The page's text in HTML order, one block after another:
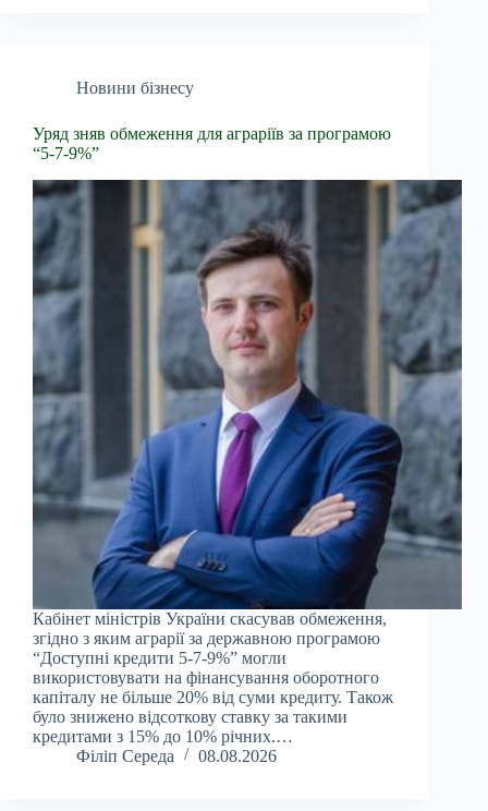
Новини бізнесу
Уряд зняв обмеження для аграріїв за програмою
“5-7-9%”
Кабінет міністрів України скасував обмеження,
згідно з яким аграрії за державною програмою
“Доступні кредити 5-7-9%” могли
використовувати на фінансування оборотного
капіталу не більше 20% від суми кредиту. Також
було знижено відсоткову ставку за такими
кредитами з 15% до 10% річних.…
Філіп Середа
08.08.2026